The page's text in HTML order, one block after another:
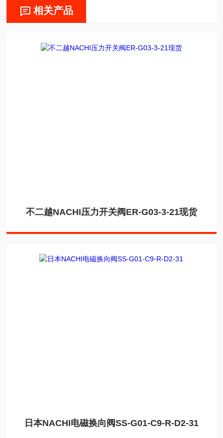
相关产品
不二越NACHI压力开关阀ER-G03-3-21现货
日本NACHI电磁换向阀SS-G01-C9-R-D2-31